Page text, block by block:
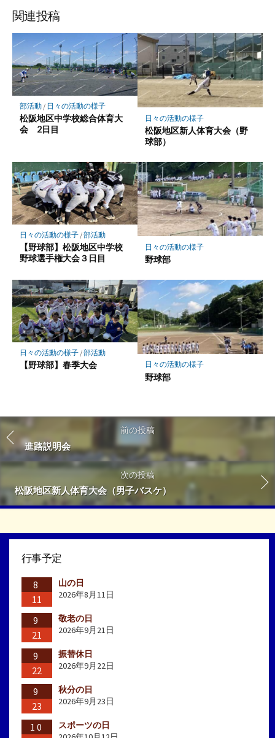
ア
ク
マ
ー
ク
に
保
存
関連投稿
部活動/ 日々の活動の様子
松阪地区中学校総合体育大
会 2日目
日々の活動の様子
松阪地区新人体育大会（野
球部）
日々の活動の様子/部活動
【野球部】松阪地区中学校
野球選手権大会３日目
日々の活動の様子
野球部
日々の活動の様子/部活動
【野球部】春季大会 日々の活動の様子
野球部
前の投稿
進路説明会
次の投稿
松阪地区新人体育大会（男子バスケ）
行事予定
8
11
山の日
2026年8月11日
9
21
敬老の日
2026年9月21日
9
22
振替休日
2026年9月22日
9
23
秋分の日
2026年9月23日
10
スポーツの日